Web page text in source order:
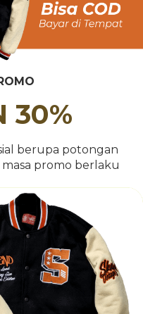
30%
berupa potongan
masa promo berlaku